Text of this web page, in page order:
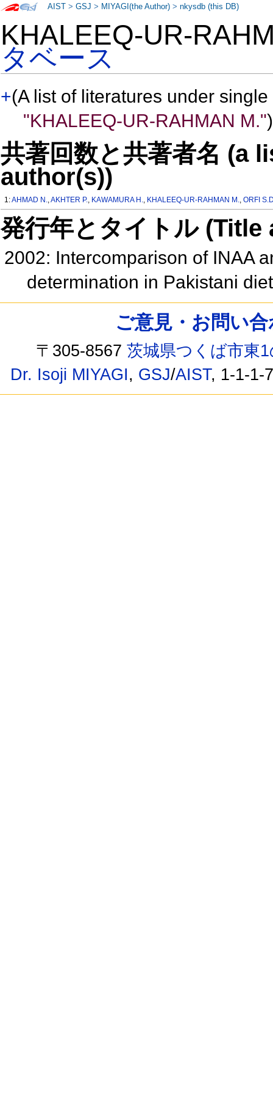
KHALEEQ-UR-
タベース
+(A list of literatures under
"KHALEEQ-UR-RAHMAN M.")
共著回数と共著者名 (a
author(s))
1:AHMAD N.,AKHTER P., KAWAMURA H., KHALEEQ-UR-RAHMAN M.,ORFI
発行年とタイトル
2002: Intercomparison of INAA
determination in Pakistani
AIST >GSJ > MIYAGI(the Author) >nkysdb (this DB)
ご意見・お問い
〒305-8567茨城県つくば市東
Dr. Isoji MIYAGI, GSJ/AIST, 1-1-1-